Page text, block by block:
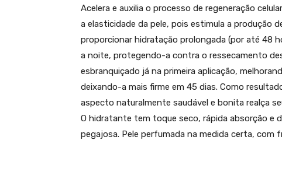
Acelera e auxilia o processo de regeneração
a elasticidade da pele, pois estimula a produção
proporcionar hidratação prolongada (por até 48
a noite, protegendo-a contra o ressecamento
esbranquiçado já na primeira aplicação,
deixando-a mais firme em 45 dias. Como
aspecto naturalmente saudável e bonita realça
O hidratante tem toque seco, rápida absorção e
pegajosa. Pele perfumada na medida certa, com